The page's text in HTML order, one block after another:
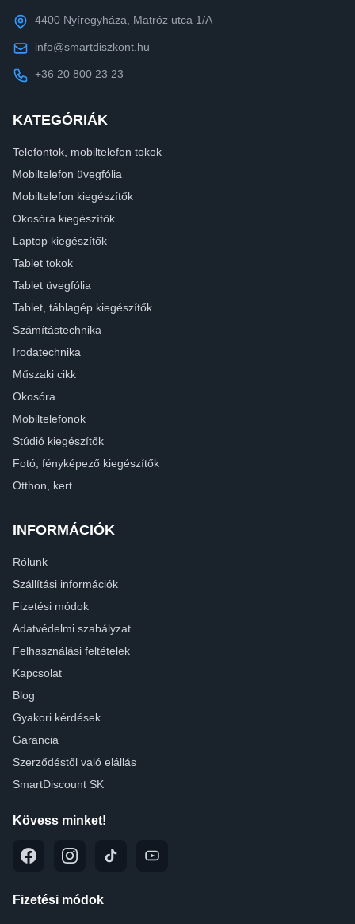
4400 Nyíregyháza, Matróz utca 1/A
info@smartdiszkont.hu
+36 20 800 23 23
KATEGÓRIÁK
Telefontok, mobiltelefon tokok
Mobiltelefon üvegfólia
Mobiltelefon kiegészítők
Okosóra kiegészítők
Laptop kiegészítők
Tablet tokok
Tablet üvegfólia
Tablet, táblagép kiegészítők
Számítástechnika
Irodatechnika
Műszaki cikk
Okosóra
Mobiltelefonok
Stúdió kiegészítők
Fotó, fényképező kiegészítők
Otthon, kert
INFORMÁCIÓK
Rólunk
Szállítási információk
Fizetési módok
Adatvédelmi szabályzat
Felhasználási feltételek
Kapcsolat
Blog
Gyakori kérdések
Garancia
Szerződéstől való elállás
SmartDiscount SK
Kövess minket!
Fizetési módok